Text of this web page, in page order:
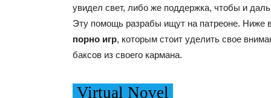
увидел свет, либо же поддержка, чтобы и
Эту помощь разрабы ищут на патреоне. Ниже
порно игр, которым стоит уделить свое
баксов из своего кармана.
Virtual Novel